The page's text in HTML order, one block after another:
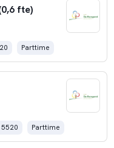
fte)
Parttime
Parttime